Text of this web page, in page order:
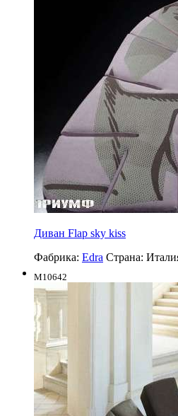
Диван Flap sky kiss
Фабрика: Edra Страна:
M10642